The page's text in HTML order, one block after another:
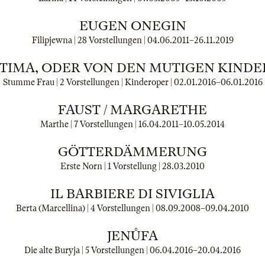
EUGEN ONEGIN
Filipjewna | 28 Vorstellungen | 04.06.2011–26.11.2019
ODER VON DEN MUTIGEN
Stumme Frau | 2 Vorstellungen | Kinderoper | 02.01.2016–06.01.2016
FAUST / MARGARETHE
Marthe | 7 Vorstellungen | 16.04.2011–10.05.2014
GÖTTERDÄMMERUNG
Erste Norn | 1 Vorstellung | 28.03.2010
IL BARBIERE DI SIVIGLIA
Berta (Marcellina) | 4 Vorstellungen | 08.09.2008–09.04.2010
JENŮFA
Die alte Buryja | 5 Vorstellungen | 06.04.2016–20.04.2016